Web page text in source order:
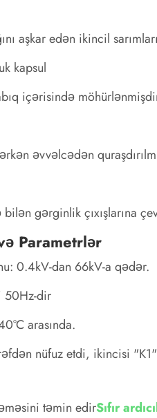
aşkar edən ikincil
kapsul
içərisində
əvvəlcədən
gərginlik çıxışlarına
Parametrlər
0.4kV-dan 66kV-a qədər.
50Hz-dir
arasında.
nüfuz etdi, ikincisi
təmin edirSıfır